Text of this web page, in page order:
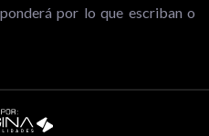
por lo que escriban o